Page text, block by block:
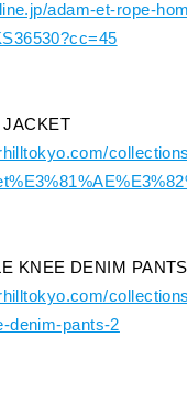
adam-et-rope-
KNEE DENIM PANTS
denim-pants-2